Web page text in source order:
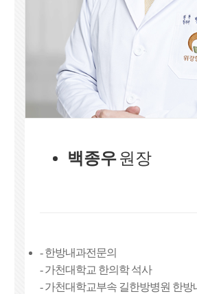
백종우 원장
- 한방내과전문의
­- 가천대학교 한의학 석사
- 가천대학교부속 길한방병원 한방